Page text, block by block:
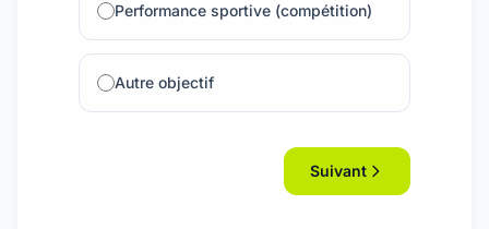
Performance sportive (compétition)
Autre objectif
Suivant